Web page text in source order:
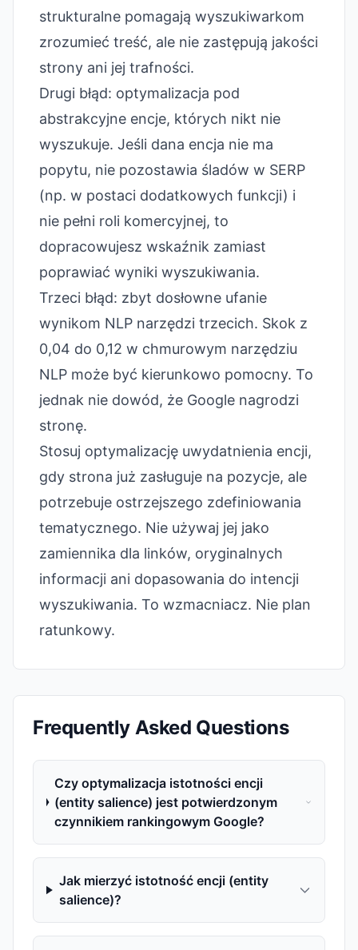
strukturalne pomagają wyszukiwarkom
zrozumieć treść, ale nie zastępują jakości
strony ani jej trafności.
Drugi błąd: optymalizacja pod
abstrakcyjne encje, których nikt nie
wyszukuje. Jeśli dana encja nie ma
popytu, nie pozostawia śladów w SERP
(np. w postaci dodatkowych funkcji) i
nie pełni roli komercyjnej, to
dopracowujesz wskaźnik zamiast
poprawiać wyniki wyszukiwania.
Trzeci błąd: zbyt dosłowne ufanie
wynikom NLP narzędzi trzecich. Skok z
0,04 do 0,12 w chmurowym narzędziu
NLP może być kierunkowo pomocny. To
jednak nie dowód, że Google nagrodzi
stronę.
Stosuj optymalizację uwydatnienia encji,
gdy strona już zasługuje na pozycje, ale
potrzebuje ostrzejszego zdefiniowania
tematycznego. Nie używaj jej jako
zamiennika dla linków, oryginalnych
informacji ani dopasowania do intencji
wyszukiwania. To wzmacniacz. Nie plan
ratunkowy.
Frequently Asked Questions
Czy optymalizacja istotności encji
(entity salience) jest potwierdzonym
czynnikiem rankingowym Google?
Jak mierzyć istotność encji (entity
salience)?